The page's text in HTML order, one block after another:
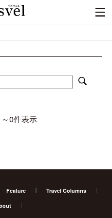
0件表示
Feature Travel Columns